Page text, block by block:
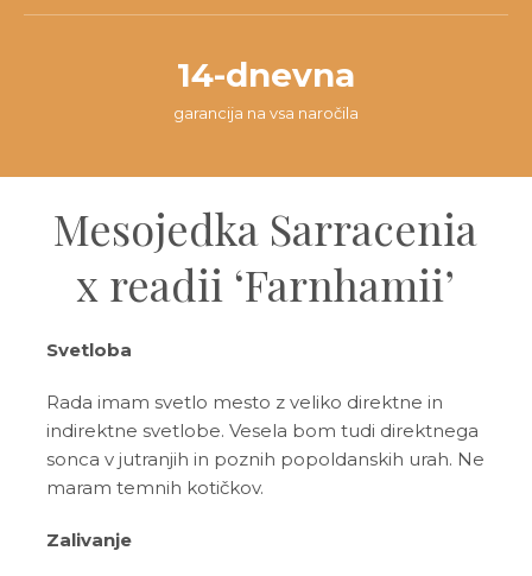
14-dnevna
garancija na vsa naročila
Mesojedka Sarracenia
x readii ‘Farnhamii’
Svetloba
Rada imam svetlo mesto z veliko direktne in
indirektne svetlobe. Vesela bom tudi direktnega
sonca v jutranjih in poznih popoldanskih urah. Ne
maram temnih kotičkov.
Zalivanje